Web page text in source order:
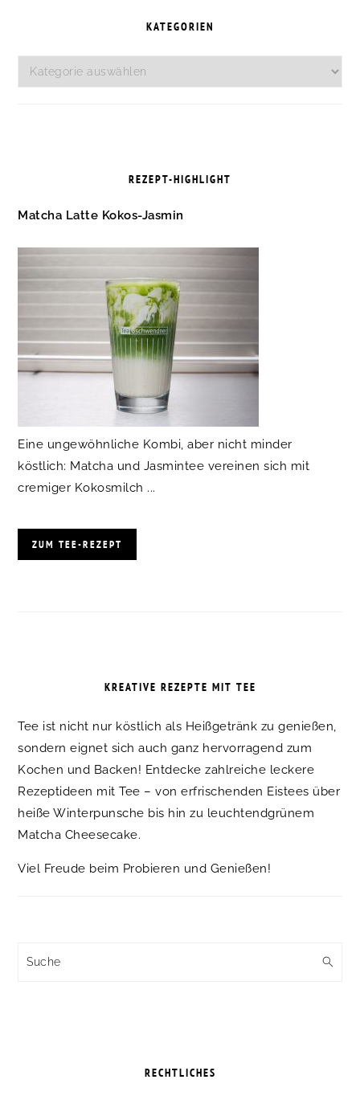
KATEGORIEN
Kategorien
REZEPT-HIGHLIGHT
Matcha Latte Kokos-Jasmin
Eine ungewöhnliche Kombi, aber nicht minder
köstlich: Matcha und Jasmintee vereinen sich mit
cremiger Kokosmilch ...
ZUM TEE-REZEPT
KREATIVE REZEPTE MIT TEE
Tee ist nicht nur köstlich als Heißgetränk zu genießen,
sondern eignet sich auch ganz hervorragend zum
Kochen und Backen! Entdecke zahlreiche leckere
Rezeptideen mit Tee – von erfrischenden Eistees über
heiße Winterpunsche bis hin zu leuchtendgrünem
Matcha Cheesecake.
Viel Freude beim Probieren und Genießen!
Suche
RECHTLICHES